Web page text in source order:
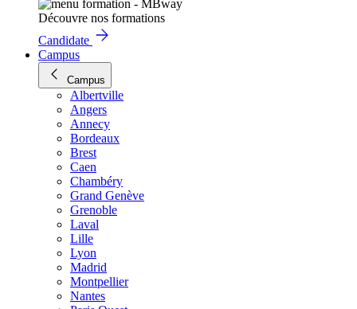
Découvre nos formations
Candidate
Campus
Campus
Albertville
Angers
Annecy
Bordeaux
Brest
Caen
Chambéry
Grand Genève
Grenoble
Laval
Lille
Lyon
Madrid
Montpellier
Nantes